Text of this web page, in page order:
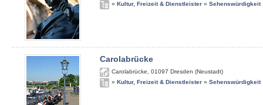
» Kultur, Freizeit & Dienstleister » Sehenswürdigkeit
Carolabrücke
Carolabrücke 01097 Dresden (Neustadt)
» Kultur, Freizeit & Dienstleister » Sehenswürdigkeit